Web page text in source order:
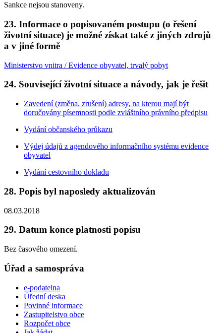
Sankce nejsou stanoveny.
23. Informace o popisovaném postupu (o řešení
životní situace) je možné získat také z jiných zdrojů
a v jiné formě
Ministerstvo vnitra / Evidence obyvatel, trvalý pobyt
24. Související životní situace a návody, jak je řešit
Zavedení (změna, zrušení) adresy, na kterou mají být
doručovány písemnosti podle zvláštního právního předpisu
Vydání občanského průkazu
Výdej údajů z agendového informačního systému evidence
obyvatel
Vydání cestovního dokladu
28. Popis byl naposledy aktualizován
08.03.2018
29. Datum konce platnosti popisu
Bez časového omezení.
Úřad a samospráva
e-podatelna
Úřední deska
Povinné informace
Zastupitelstvo obce
Rozpočet obce